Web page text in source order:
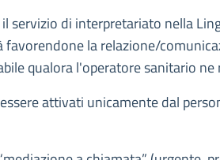
servizio di interpretariato nella
la relazione/
qualora l'operatore sanitario
attivati unicamente dal